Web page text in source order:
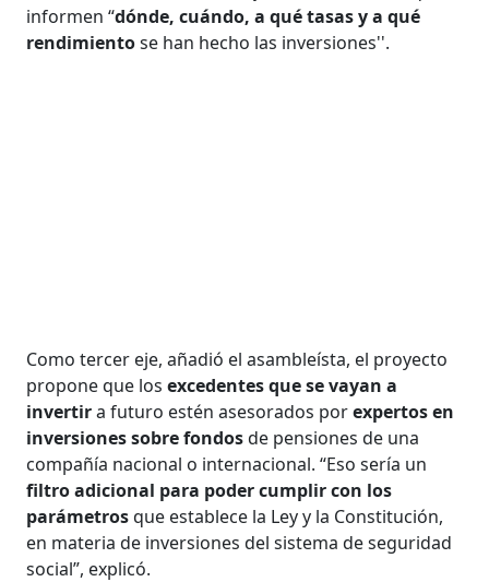
informen “dónde, cuándo, a qué tasas y a qué
rendimientose han hecho las inversiones''.
Como tercer eje, añadió el asambleísta, el proyecto
propone que losexcedentes que se vayan a
invertira futuro estén asesorados porexpertos en
inversiones sobre fondosde pensiones de una
compañía nacional o internacional. “Eso sería un
filtro adicional para poder cumplir con los
parámetrosque establece la Ley y la Constitución,
en materia de inversiones del sistema de seguridad
social”, explicó.